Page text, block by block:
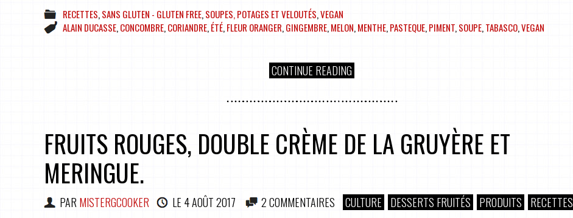
RECETTES,SANS GLUTEN - GLUTEN FREE,SOUPES, POTAGES ET VELOUTÉS,VEGAN
ALAIN DUCASSE,CONCOMBRE,CORIANDRE,ÉTÉ,FLEUR ORANGER,GINGEMBRE,MELON,MENTHE,PASTEQUE,PIMENT,SOUPE,TABASCO,VEGAN
CONTINUE READING
FRUITS ROUGES, DOUBLE CRÈME DE LA GRUYÈRE ET
MERINGUE.
PAR MISTERGCOOKER LE 4 AOÛT 2017 2 COMMENTAIRES CULTURE DESSERTS FRUITÉS PRODUITS RECETTES